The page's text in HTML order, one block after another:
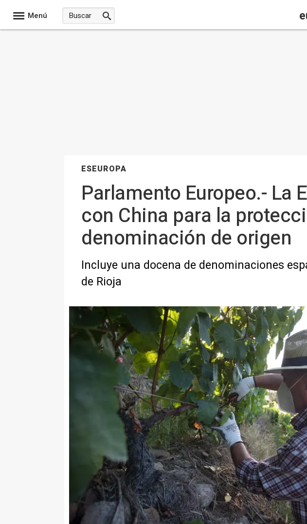
Menú
ESEUROPA
Parlamento Europeo.- La
con China para la
denominación de origen
Incluye una docena de denominaciones
de Rioja